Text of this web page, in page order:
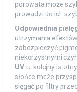
porowata może
prowadzi do ich
Odpowiednia
utrzymania
zabezpieczyć
niekorzystnymi
UVto kolejny
słońce może
sięgać po filtry